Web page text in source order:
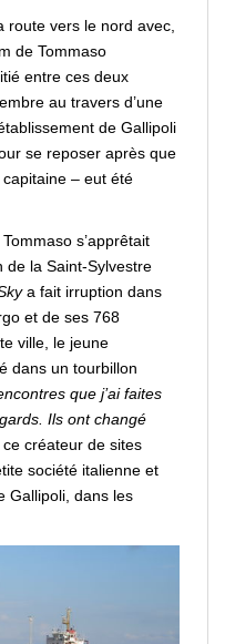
route vers le nord avec,
de Tommaso
entre ces deux
au travers d’une
de Gallipoli
se reposer après que
– eut été
s’apprêtait
de la Saint-Sylvestre
a fait irruption dans
et de ses 768
ville, le jeune
dans un tourbillon
que j’ai faites
Ils ont changé
ce créateur de sites
société italienne et
Gallipoli, dans les